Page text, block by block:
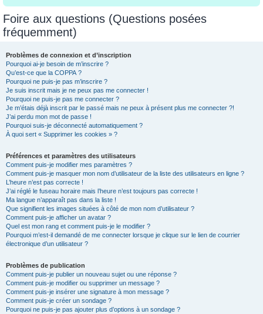
Foire aux questions (Questions posées
fréquemment)
Problèmes de connexion et d’inscription
Pourquoi ai-je besoin de m’inscrire ?
Qu’est-ce que la COPPA ?
Pourquoi ne puis-je pas m’inscrire ?
Je suis inscrit mais je ne peux pas me connecter !
Pourquoi ne puis-je pas me connecter ?
Je m’étais déjà inscrit par le passé mais ne peux à présent plus me connecter ?!
J’ai perdu mon mot de passe !
Pourquoi suis-je déconnecté automatiquement ?
À quoi sert « Supprimer les cookies » ?
Préférences et paramètres des utilisateurs
Comment puis-je modifier mes paramètres ?
Comment puis-je masquer mon nom d’utilisateur de la liste des utilisateurs en ligne ?
L’heure n’est pas correcte !
J’ai réglé le fuseau horaire mais l’heure n’est toujours pas correcte !
Ma langue n’apparaît pas dans la liste !
Que signifient les images situées à côté de mon nom d’utilisateur ?
Comment puis-je afficher un avatar ?
Quel est mon rang et comment puis-je le modifier ?
Pourquoi m’est-il demandé de me connecter lorsque je clique sur le lien de courrier
électronique d’un utilisateur ?
Problèmes de publication
Comment puis-je publier un nouveau sujet ou une réponse ?
Comment puis-je modifier ou supprimer un message ?
Comment puis-je insérer une signature à mon message ?
Comment puis-je créer un sondage ?
Pourquoi ne puis-je pas ajouter plus d’options à un sondage ?